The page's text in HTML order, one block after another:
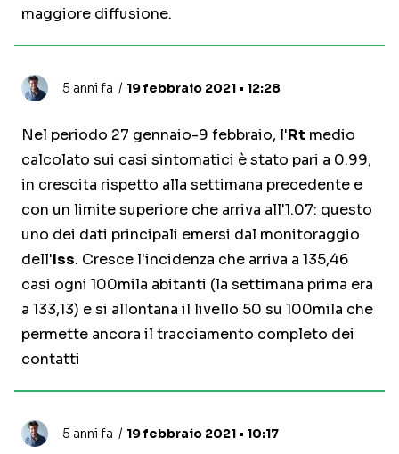
maggiore diffusione.
5 anni fa 19 febbraio 2021 • 12:28
Nel periodo 27 gennaio-9 febbraio, l'Rt medio
calcolato sui casi sintomatici è stato pari a 0.99,
in crescita rispetto alla settimana precedente e
con un limite superiore che arriva all'1.07: questo
uno dei dati principali emersi dal monitoraggio
dell'Iss. Cresce l'incidenza che arriva a 135,46
casi ogni 100mila abitanti (la settimana prima era
a 133,13) e si allontana il livello 50 su 100mila che
permette ancora il tracciamento completo dei
contatti
5 anni fa 19 febbraio 2021 • 10:17